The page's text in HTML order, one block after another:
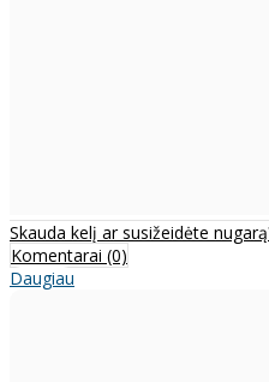
Skauda kelį ar susižeidėte
Komentarai (0)
Daugiau